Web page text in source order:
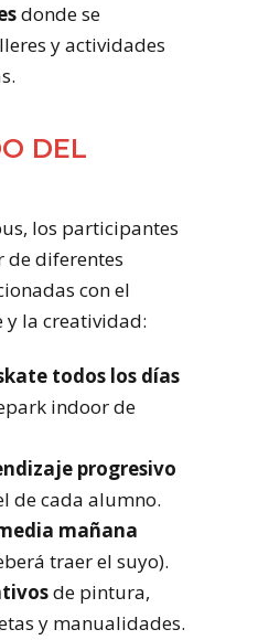
donde se
y actividades
DEL
los participantes
diferentes
con el
y la creatividad:
todos los días
indoor de
progresivo
de cada alumno.
mañana
traer el suyo).
de pintura,
y manualidades.